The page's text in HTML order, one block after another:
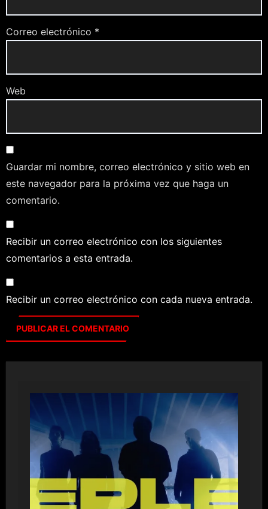
Correo electrónico *
Web
Guardar mi nombre, correo electrónico y sitio web en
este navegador para la próxima vez que haga un
comentario.
Recibir un correo electrónico con los siguientes
comentarios a esta entrada.
Recibir un correo electrónico con cada nueva entrada.